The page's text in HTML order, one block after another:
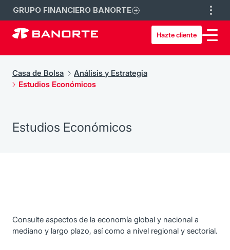
GRUPO FINANCIERO BANORTE
Hazte cliente
Casa de Bolsa
Análisis y Estrategia
Estudios Económicos
Estudios Económicos
Consulte aspectos de la economía global y nacional a
mediano y largo plazo, así como a nivel regional y sectorial.